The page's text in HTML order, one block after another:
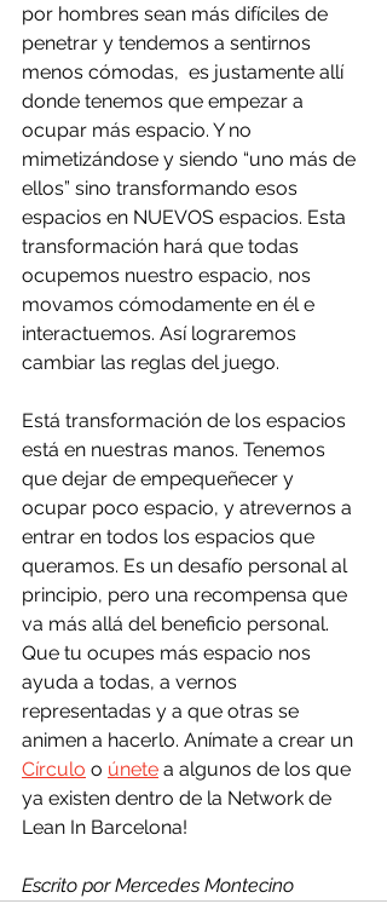
por hombres sean más difíciles de
penetrar y tendemos a sentirnos
menos cómodas,  es justamente allí
donde tenemos que empezar a
ocupar más espacio. Y no
mimetizándose y siendo “uno más de
ellos” sino transformando esos
espacios en NUEVOS espacios. Esta
transformación hará que todas
ocupemos nuestro espacio, nos
movamos cómodamente en él e
interactuemos. Así lograremos
cambiar las reglas del juego.
Está transformación de los espacios
está en nuestras manos. Tenemos
que dejar de empequeñecer y
ocupar poco espacio, y atrevernos a
entrar en todos los espacios que
queramos. Es un desafío personal al
principio, pero una recompensa que
va más allá del beneficio personal.
Que tu ocupes más espacio nos
ayuda a todas, a vernos
representadas y a que otras se
animen a hacerlo. Anímate a crear un
Círculo o únete a algunos de los que
ya existen dentro de la Network de
Lean In Barcelona!
Escrito por Mercedes Montecino